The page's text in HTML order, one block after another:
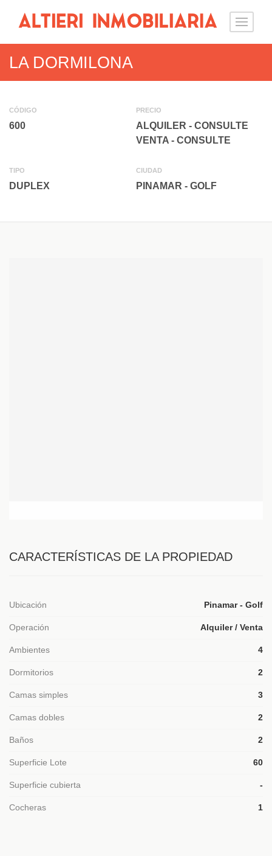
LA DORMILONA
CÓDIGO
600
PRECIO
ALQUILER - CONSULTE
VENTA - CONSULTE
TIPO
DUPLEX
CIUDAD
PINAMAR - GOLF
CARACTERÍSTICAS DE LA PROPIEDAD
Ubicación Pinamar - Golf
Operación Alquiler / Venta
Ambientes 4
Dormitorios 2
Camas simples 3
Camas dobles 2
Baños 2
Superficie Lote 60
Superficie cubierta -
Cocheras 1